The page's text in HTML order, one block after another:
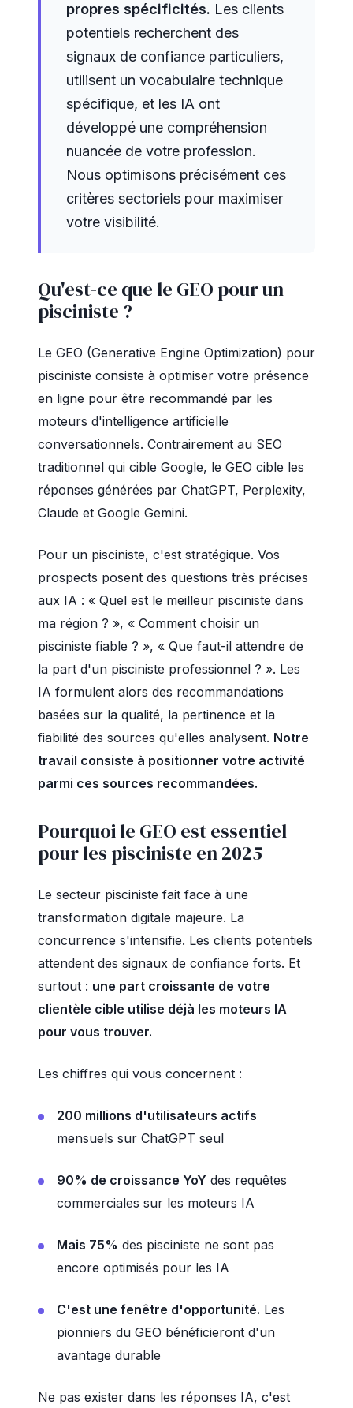
propres spécificités. Les clients
potentiels recherchent des
signaux de confiance particuliers,
utilisent un vocabulaire technique
spécifique, et les IA ont
développé une compréhension
nuancée de votre profession.
Nous optimisons précisément ces
critères sectoriels pour maximiser
votre visibilité.
Qu'est-ce que le GEO pour un
pisciniste ?
Le GEO (Generative Engine Optimization) pour
pisciniste consiste à optimiser votre présence
en ligne pour être recommandé par les
moteurs d'intelligence artificielle
conversationnels. Contrairement au SEO
traditionnel qui cible Google, le GEO cible les
réponses générées par ChatGPT, Perplexity,
Claude et Google Gemini.
Pour un pisciniste, c'est stratégique. Vos
prospects posent des questions très précises
aux IA : « Quel est le meilleur pisciniste dans
ma région ? », « Comment choisir un
pisciniste fiable ? », « Que faut-il attendre de
la part d'un pisciniste professionnel ? ». Les
IA formulent alors des recommandations
basées sur la qualité, la pertinence et la
fiabilité des sources qu'elles analysent. Notre
travail consiste à positionner votre activité
parmi ces sources recommandées.
Pourquoi le GEO est essentiel
pour les pisciniste en 2025
Le secteur pisciniste fait face à une
transformation digitale majeure. La
concurrence s'intensifie. Les clients potentiels
attendent des signaux de confiance forts. Et
surtout : une part croissante de votre
clientèle cible utilise déjà les moteurs IA
pour vous trouver.
Les chiffres qui vous concernent :
200 millions d'utilisateurs actifs
mensuels sur ChatGPT seul
90% de croissance YoY des requêtes
commerciales sur les moteurs IA
Mais 75% des pisciniste ne sont pas
encore optimisés pour les IA
C'est une fenêtre d'opportunité. Les
pionniers du GEO bénéficieront d'un
avantage durable
Ne pas exister dans les réponses IA, c'est